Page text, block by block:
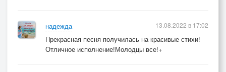
надежда
Прекрасная песня получилась на красивые стихи!
Отличное исполнение!Молодцы все!+
13.08.2022 в 17:02